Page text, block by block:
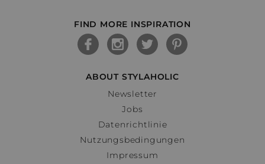
FIND MORE INSPIRATION
ABOUT STYLAHOLIC
Newsletter
Jobs
Datenrichtlinie
Nutzungsbedingungen
Impressum